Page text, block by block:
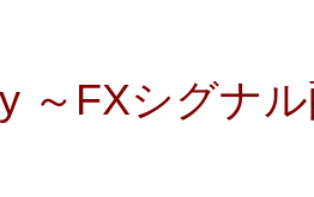
～FXシグナ